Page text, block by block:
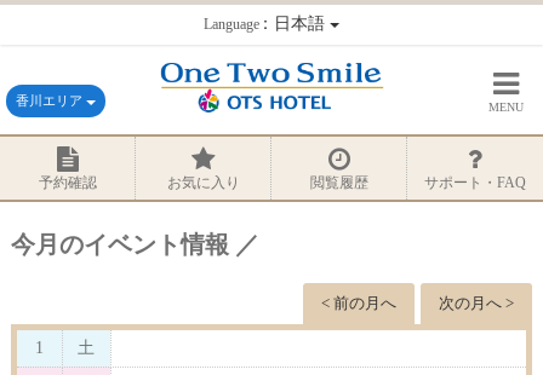
Language：日本語
香川エリア MENU
予約確認 お気に入り 閲覧履歴 サポート・FAQ
今月のイベント情報 ／
次の月へ >
< 前の月へ
1 土